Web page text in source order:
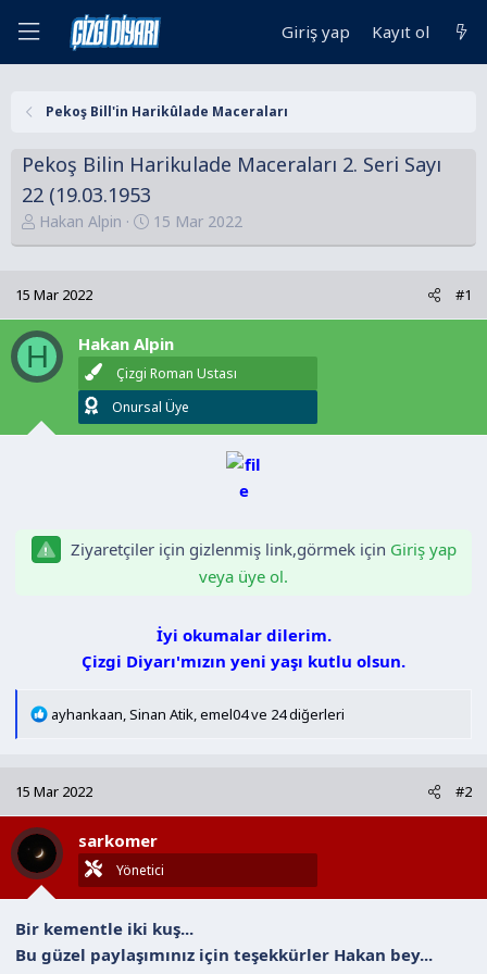
Giriş yap Kayıt ol
Pekoş Bill'in Harikûlade Maceraları
Pekoş Bilin Harikulade Maceraları 2. Seri Sayı
22 (19.03.1953
K
o
u
y
u
B
a
n
Hakan Alpin
B
a
a
n
g
ı
ç
t
i
15 Mar 2022
15 Mar 2022 #1
H Hakan Alpin
Çizgi Roman Ustası
Onursal Üye
Ziyaretçiler için gizlenmiş link,görmek için Giriş yap
veya üye ol.
İyi okumalar dilerim.
Çizgi Diyarı'mızın yeni yaşı kutlu olsun.
T
i
l
e
r
ayhankaan,Sinan Atik,emel04ve 24 diğerleri
15 Mar 2022 #2
sarkomer
Yönetici
Bir kementle iki kuş...
Bu güzel paylaşımınız için teşekkürler Hakan bey...